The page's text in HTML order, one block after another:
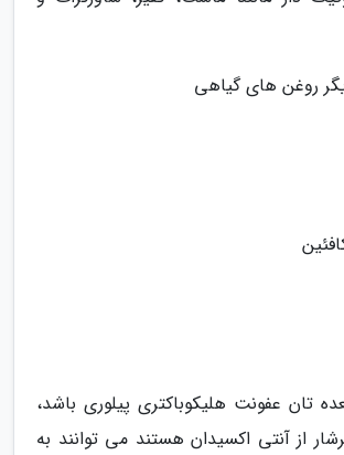
روغن های گیاهی
تان عفونت هلیکوباکتری پیلوری باشد،
از آنتی اکسیدان هستند می توانند به